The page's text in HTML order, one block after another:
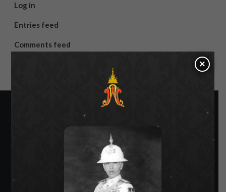
Log in
Entries feed
Comments feed
×